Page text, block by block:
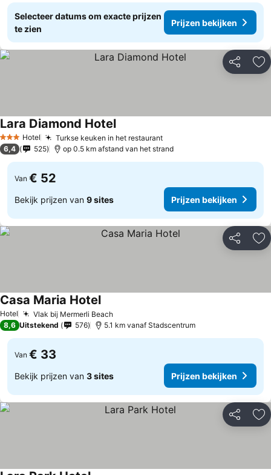
Selecteer datums om exacte prijzen
te zien
Prijzen bekijken
Delen
3 SterrenHotel Turkse keuken in het restaurant
Lara Diamond Hotel
6,4 525 op 0.5 km afstand van het strand
Van € 52
Bekijk prijzen van 9 sites Prijzen bekijken
Delen
Hotel Vlak bij Mermerli Beach
Casa Maria Hotel
8,6 Uitstekend 576 5.1 km vanaf Stadscentrum
Van € 33
Bekijk prijzen van 3 sites Prijzen bekijken
Delen